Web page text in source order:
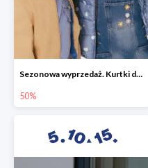
Sezonowa wyprzedaż. Kurtki do -50%
50%